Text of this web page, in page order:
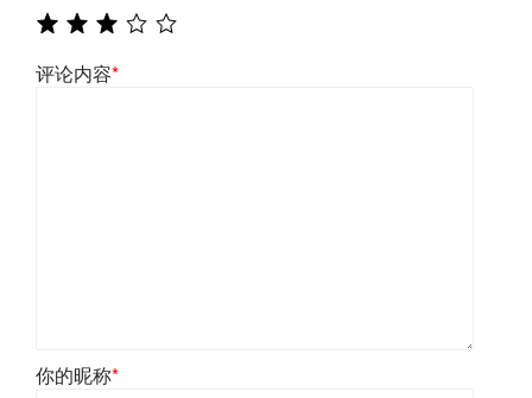
评论内容*
你的昵称*